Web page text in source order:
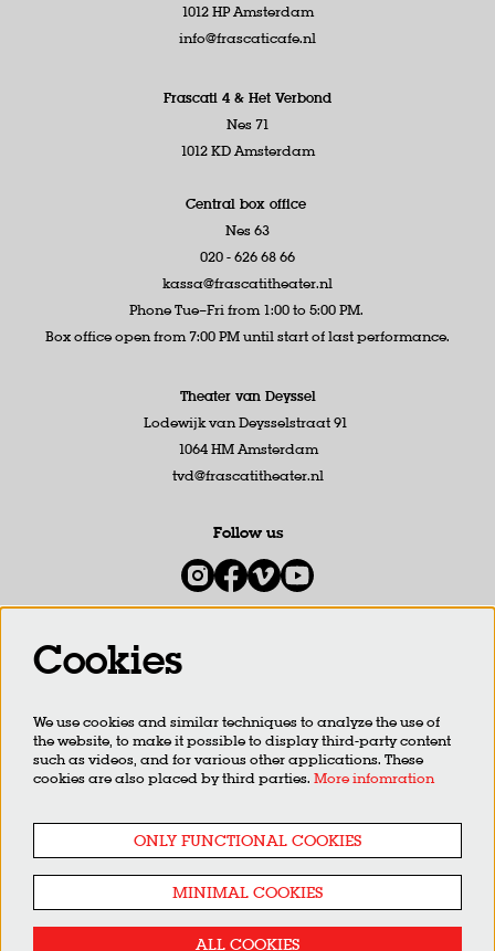
1012 HP Amsterdam
info@frascaticafe.nl
Frascati 4 & Het Verbond
Nes 71
1012 KD Amsterdam
Central box office
Nes 63
020 - 626 68 66
kassa@frascatitheater.nl
Phone Tue–Fri from 1:00 to 5:00 PM.
Box office open from 7:00 PM until start of last performance.
Theater van Deyssel
Lodewijk van Deysselstraat 91
1064 HM Amsterdam
tvd@frascatitheater.nl
Follow us
SIGN UP
Cookies
We use cookies and similar techniques to analyze the use of
the website, to make it possible to display third-party content
such as videos, and for various other applications. These
cookies are also placed by third parties. More infomration
ONLY FUNCTIONAL COOKIES
MINIMAL COOKIES
ALL COOKIES